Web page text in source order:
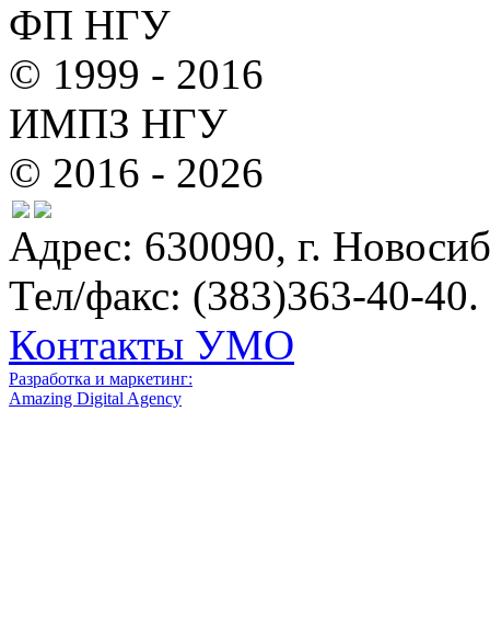
ФП НГУ
© 1999 - 2016
ИМПЗ НГУ
© 2016 - 2026
Адрес: 630090, г.
Тел/факс: (383)363-40-40.
Контакты УМО
Разработка и маркетинг:
Amazing Digital Agency